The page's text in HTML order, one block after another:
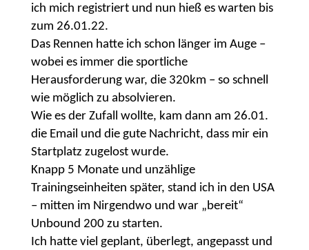
ich mich registriert und nun hieß es warten bis
zum 26.01.22.
Das Rennen hatte ich schon länger im Auge –
wobei es immer die sportliche
Herausforderung war, die 320km – so schnell
wie möglich zu absolvieren.
Wie es der Zufall wollte, kam dann am 26.01.
die Email und die gute Nachricht, dass mir ein
Startplatz zugelost wurde.
Knapp 5 Monate und unzählige
Trainingseinheiten später, stand ich in den USA
– mitten im Nirgendwo und war „bereit“
Unbound 200 zu starten.
Ich hatte viel geplant, überlegt, angepasst und